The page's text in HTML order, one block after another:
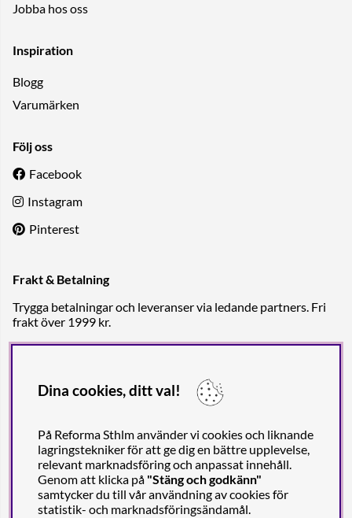
Jobba hos oss
Inspiration
Blogg
Varumärken
Följ oss
Facebook
Instagram
Pinterest
Frakt & Betalning
Trygga betalningar och leveranser via ledande partners. Fri
frakt över 1999 kr.
Dina cookies, ditt val!
På Reforma Sthlm använder vi cookies och liknande
lagringstekniker för att ge dig en bättre upplevelse,
relevant marknadsföring och anpassat innehåll.
Genom att klicka på "Stäng och godkänn"
samtycker du till vår användning av cookies för
statistik- och marknadsföringsändamål.